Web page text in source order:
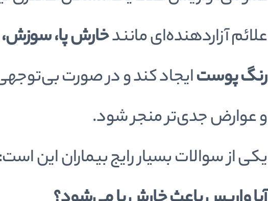
علائم آزاردهنده‌ای مانندخارش پا، سوزش،
رنگ پوستایجاد کند و در صورت
و عوارض جدی‌تر منجر شود.
یکی از سوالات بسیار رایج بیماران این است: